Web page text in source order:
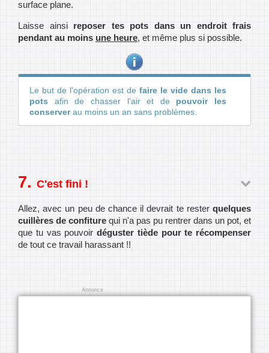
surface plane.
Laisse ainsi reposer tes pots dans un endroit frais
pendant au moins une heure, et même plus si possible.
Le but de l'opération est de faire le vide dans les
pots afin de chasser l'air et de pouvoir les
conserverau moins un an sans problèmes.
C'est fini !
Allez, avec un peu de chance il devrait te rester quelques
cuillères de confiture qui n'a pas pu rentrer dans un pot, et
que tu vas pouvoir déguster tiède pour te récompenser
de tout ce travail harassant !!